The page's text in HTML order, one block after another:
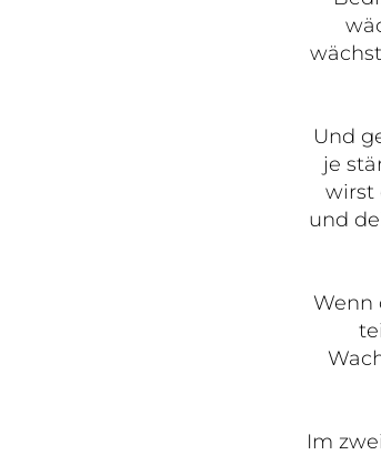
Und
je
wirst
und
Wenn
Im